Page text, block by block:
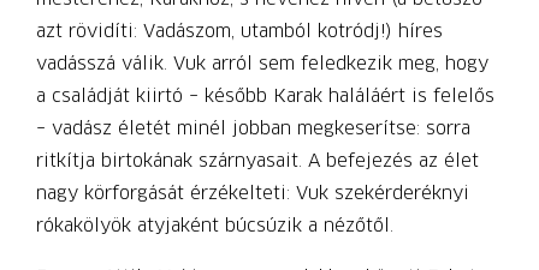
azt rövidíti: Vadászom, utamból kotródj!) híres
vadásszá válik. Vuk arról sem feledkezik meg, hogy
a családját kiirtó – később Karak haláláért is felelős
– vadász életét minél jobban megkeserítse: sorra
ritkítja birtokának szárnyasait. A befejezés az élet
nagy körforgását érzékelteti: Vuk szekérderéknyi
rókakölyök atyjaként búcsúzik a nézőtől.